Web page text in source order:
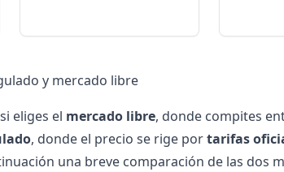
y mercado libre
eliges el mercado libre, donde compites
, donde el precio se rige portarifas
una breve comparación de las dos